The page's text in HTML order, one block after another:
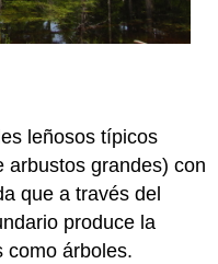
leñosos típicos
arbustos grandes) con
que a través del
produce la
como árboles.